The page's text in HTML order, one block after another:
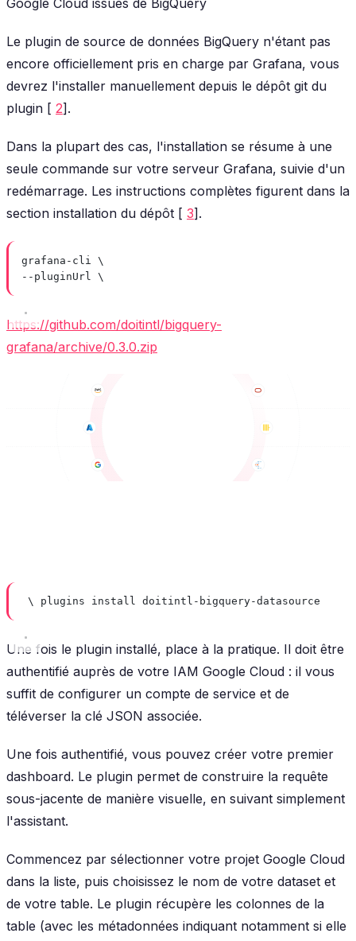
Le plugin de source de données BigQuery n'étant pas
encore officiellement pris en charge par Grafana, vous
devrez l'installer manuellement depuis le dépôt git du
plugin [ 2].
Dans la plupart des cas, l'installation se résume à une
seule commande sur votre serveur Grafana, suivie d'un
redémarrage. Les instructions complètes figurent dans la
section installation du dépôt [ 3].
grafana-cli \
--pluginUrl \
https://github.com/doitintl/bigquery-
grafana/archive/0.3.0.zip
\ plugins install doitintl-bigquery-datasource
Une fois le plugin installé, place à la pratique. Il doit être
authentifié auprès de votre IAM Google Cloud : il vous
suffit de configurer un compte de service et de
téléverser la clé JSON associée.
Une fois authentifié, vous pouvez créer votre premier
dashboard. Le plugin permet de construire la requête
sous-jacente de manière visuelle, en suivant simplement
l'assistant.
Commencez par sélectionner votre projet Google Cloud
dans la liste, puis choisissez le nom de votre dataset et
de votre table. Le plugin récupère les colonnes de la
table (avec les métadonnées indiquant notamment si elle